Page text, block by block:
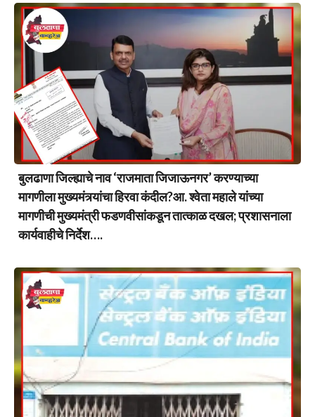
बुलढाणा जिल्ह्याचे नाव ‘राजमाता जिजाऊनगर’ करण्याच्या
मागणीला मुख्यमंत्र्यांचा हिरवा कंदील?आ. श्वेता महाले यांच्या
मागणीची मुख्यमंत्री फडणवीसांकडून तात्काळ दखल; प्रशासनाला
कार्यवाहीचे निर्देश….